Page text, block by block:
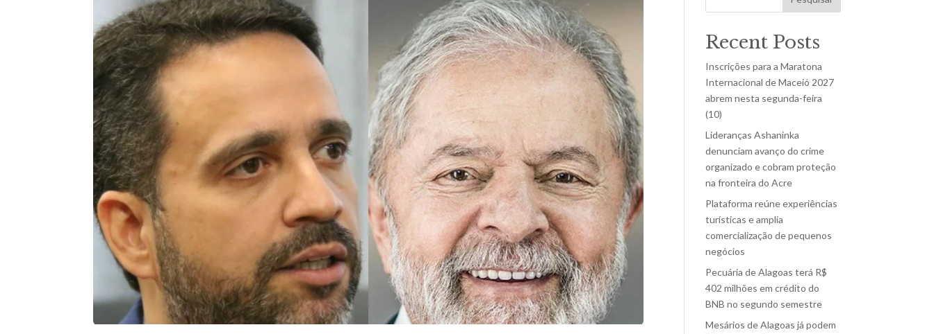
Recent Posts
Inscrições para a Maratona
Internacional de Maceió 2027
abrem nesta segunda-feira
(10)
Lideranças Ashaninka
denunciam avanço do crime
organizado e cobram proteção
na fronteira do Acre
Plataforma reúne experiências
turísticas e amplia
comercialização de pequenos
negócios
Pecuária de Alagoas terá R$
402 milhões em crédito do
BNB no segundo semestre
Mesários de Alagoas já podem